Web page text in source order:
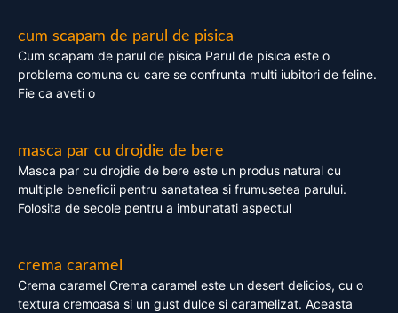
cum scapam de parul de pisica
Cum scapam de parul de pisica Parul de pisica este o
problema comuna cu care se confrunta multi iubitori de feline.
Fie ca aveti o
masca par cu drojdie de bere
Masca par cu drojdie de bere este un produs natural cu
multiple beneficii pentru sanatatea si frumusetea parului.
Folosita de secole pentru a imbunatati aspectul
crema caramel
Crema caramel Crema caramel este un desert delicios, cu o
textura cremoasa si un gust dulce si caramelizat. Aceasta